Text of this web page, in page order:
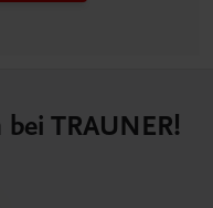
TRAUNER!